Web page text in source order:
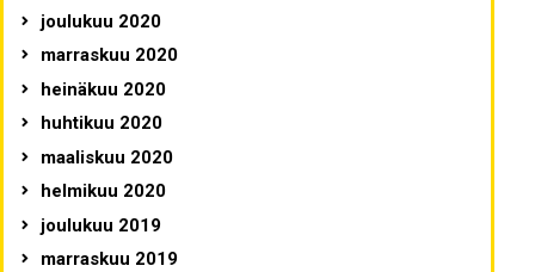
joulukuu 2020
marraskuu 2020
heinäkuu 2020
huhtikuu 2020
maaliskuu 2020
helmikuu 2020
joulukuu 2019
marraskuu 2019